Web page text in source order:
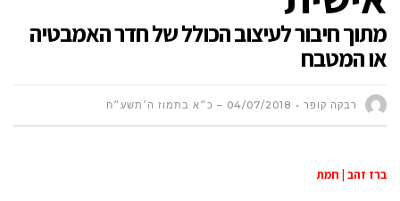
מתוך חיבור לעיצוב הכולל של חדר האמבטיה
או המטבח
רבקה קופר 04/07/2018 – כ״א בתמוז ה׳תשע״ח
ברז זהב | חמת